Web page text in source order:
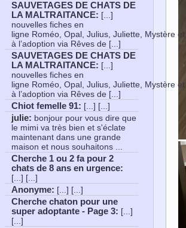
SAUVETAGES DE CHATS DE
LA MALTRAITANCE: [...]
nouvelles fiches en
ligne Roméo, Opal, Julius, Juliette, Mystère
à l’adoption via Rêves de [...]
SAUVETAGES DE CHATS DE
LA MALTRAITANCE: [...]
nouvelles fiches en
ligne Roméo, Opal, Julius, Juliette, Mystère
à l’adoption via Rêves de [...]
Chiot femelle 91: [...] [...]
julie: bonjour pour vous dire que
le mimi va très bien et s'éclate
maintenant dans une grande
maison et nous souhaitons ...
Cherche 1 ou 2 fa pour 2
chats de 8 ans en urgence:
[...] [...]
Anonyme: [...] [...]
Cherche chaton pour une
super adoptante - Page 3: [...]
[...]